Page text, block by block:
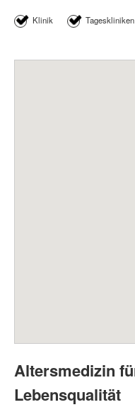
Klinik Tageskliniken
Altersmedizin
Lebensqualität